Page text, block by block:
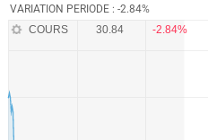
VARIATION PERIODE : -2.84%
COURS 30.84 -2.84%